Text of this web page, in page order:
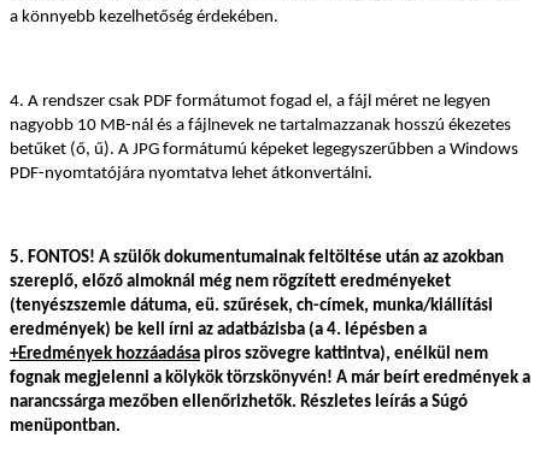
a könnyebb kezelhetőség érdekében.
4. A rendszer csak PDF formátumot fogad el, a fájl méret ne legyen
nagyobb 10 MB-nál és a fájlnevek ne tartalmazzanak hosszú ékezetes
betűket (ő, ű). A JPG formátumú képeket legegyszerűbben a Windows
PDF-nyomtatójára nyomtatva lehet átkonvertálni.
5. FONTOS! A szülők dokumentumainak feltöltése után az azokban
szereplő, előző almoknál még nem rögzített eredményeket
(tenyészszemle dátuma, eü. szűrések, ch-címek, munka/kiállítási
eredmények) be kell írni az adatbázisba (a 4. lépésben a
+Eredmények hozzáadása piros szövegre kattintva), enélkül nem
fognak megjelenni a kölykök törzskönyvén! A már beírt eredmények a
narancssárga mezőben ellenőrizhetők. Részletes leírás a Súgó
menüpontban.